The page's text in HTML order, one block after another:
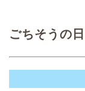
ごちそうの日